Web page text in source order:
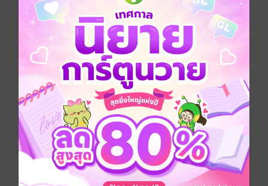
'เบล' บาริสต้าสาวที่ย้ายมาทำงานในห้างเปิดใหม่ เพียงเพื่อ
จะพบว่าหัวหน้างานคนเก่งอย่าง 'เอม' คือคนที่เธอเคยแอบ
รักหัวปักหัวปำเมื่อหลายปีก่อน การได้ใกล้ชิดครั้งนี้ทำให้
เบลทุ่มเททุกอย่างเพื่อเข้าหา โดยไม่รู้เลยว่าภายใต้รอยยิ้ม
ร่าเริงของเอม กลับซ่อนความร้ายลึกและความเห็นแก่ตัว
เมื่อเอมรู้ว่าเบลมีใจ แทนที่จะตอบรับด้วยความจริงใจ เธอ
กลับใช้เสน่ห์ปั่นหัวเบลเพื่อความสะใจและเก็บแต้มความ
ภูมิใจของตัวเอง แต่พอเบลเริ่มรู้ทันและเลือกที่จะถอย
ห่าง... ความเป็นเจ้าข้าวเจ้าของกลับทำให้เอมเริ่มอยู่ไม่สุข
จากความรักที่เคยบริสุทธิ์ เมื่อเจอความลำเอียงและ
สันดานเจ้าชู้ของเอมเข้าจังๆ เบลจึงตัดสินใจเปลี่ยนกติกา